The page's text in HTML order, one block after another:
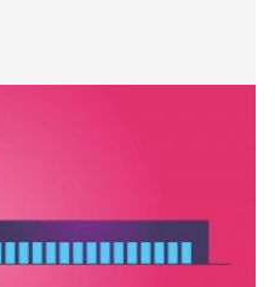
pro zachování